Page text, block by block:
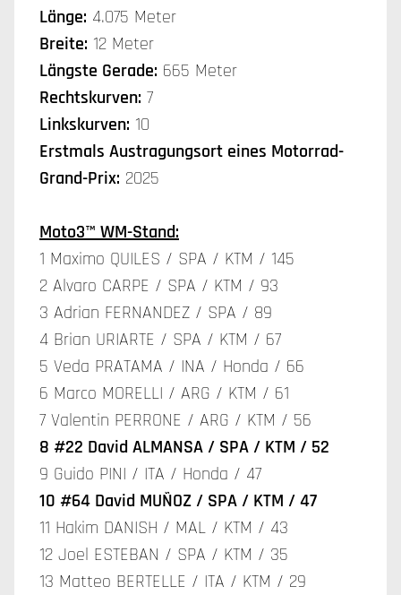
Länge: 4.075 Meter
Breite: 12 Meter
Längste Gerade: 665 Meter
Rechtskurven: 7
Linkskurven: 10
Erstmals Austragungsort eines Motorrad-
Grand-Prix: 2025
Moto3™ WM-Stand:
1 Maximo QUILES / SPA / KTM / 145
2 Alvaro CARPE / SPA / KTM / 93
3 Adrian FERNANDEZ / SPA / 89
4 Brian URIARTE / SPA / KTM / 67
5 Veda PRATAMA / INA / Honda / 66
6 Marco MORELLI / ARG / KTM / 61
7 Valentin PERRONE / ARG / KTM / 56
8 #22 David ALMANSA / SPA / KTM / 52
9 Guido PINI / ITA / Honda / 47
10 #64 David MUÑOZ / SPA / KTM / 47
11 Hakim DANISH / MAL / KTM / 43
12 Joel ESTEBAN / SPA / KTM / 35
13 Matteo BERTELLE / ITA / KTM / 29